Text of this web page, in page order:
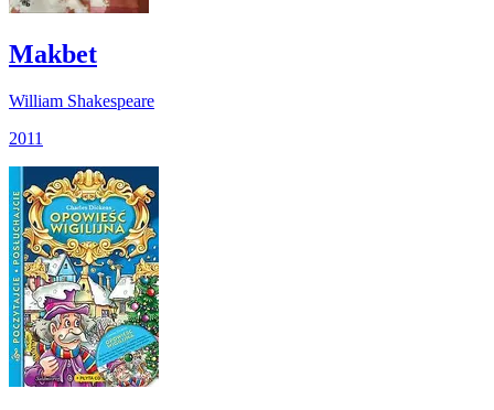
Makbet
William Shakespeare
2011